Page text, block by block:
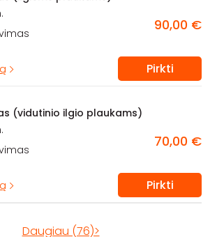
90,00 €
Pirkti
(vidutinio ilgio plaukams)
70,00 €
Pirkti
Daugiau (76)>